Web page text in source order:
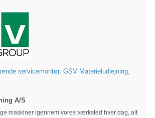
servicemontør, GSV Materieludlejning,
A/S
maskiner igennem vores værksted hver dag, alt